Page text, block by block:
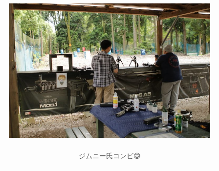
ジムニー氏コンビ😅